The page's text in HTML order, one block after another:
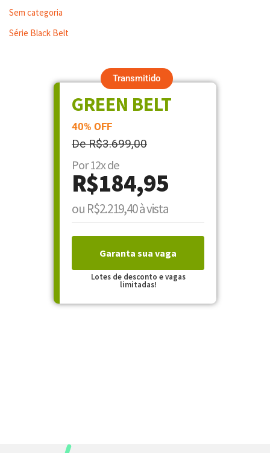
Sem categoria
Série Black Belt
Transmitido
GREEN BELT
40% OFF
De R$3.699,00
Por 12x de
R$184,95
ou R$2.219,40 à vista
Garanta sua vaga
Lotes de desconto e vagas
limitadas!